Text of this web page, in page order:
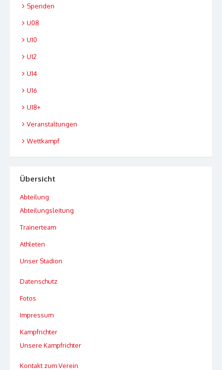
Spenden
U08
U10
U12
U14
U16
U18+
Veranstaltungen
Wettkampf
Übersicht
Abteilung
Abteilungsleitung
Trainerteam
Athleten
Unser Stadion
Datenschutz
Fotos
Impressum
Kampfrichter
Unsere Kampfrichter
Kontakt zum Verein